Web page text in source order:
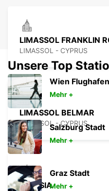
LIMASSOL FRANKLIN
LIMASSOL - CYPRUS
LIMASSOL BELMAR
LIMASSOL - CYPRUS
NICOSIA
Unsere Top
Wien Flughafen
Mehr +
Salzburg Stadt
Mehr +
Graz Stadt
Mehr +